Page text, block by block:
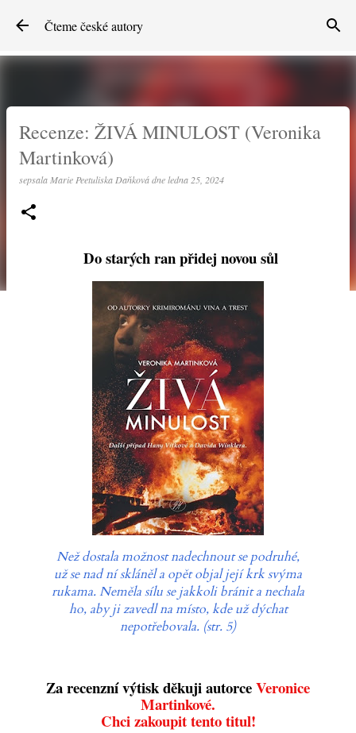
Přeskočit na hlavní obsah
Čteme české autory
Recenze: ŽIVÁ MINULOST (Veronika
Martinková)
sepsala Marie Peetuliska Daňkovádneledna 25, 2024
Do starých ran přidej novou sůl
Než dostala možnost nadechnout se podruhé,
už se nad ní skláněl a opět objal její krk svýma
rukama. Neměla sílu se jakkoli bránit a nechala
ho, aby ji zavedl na místo, kde už dýchat
nepotřebovala. (str. 5)
Za recenzní výtisk děkuji autorceVeronice
Martinkové.
Chci zakoupit tento titul!